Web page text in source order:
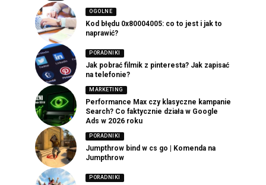
OGOLNE
Kod błędu 0x80004005: co to jest i jak to
naprawić?
PORADNIKI
Jak pobrać filmik z pinteresta? Jak zapisać
na telefonie?
MARKETING
Performance Max czy klasyczne kampanie
Search? Co faktycznie działa w Google
Ads w 2026 roku
PORADNIKI
Jumpthrow bind w cs go | Komenda na
Jumpthrow
PORADNIKI